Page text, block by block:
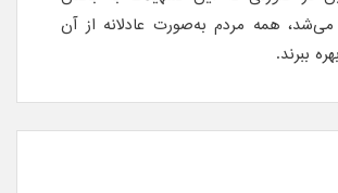
همه مردم به‌صورت عادلانه از آن
ببرند.